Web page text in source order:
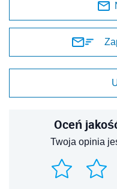
Oceń
Twoja opinia